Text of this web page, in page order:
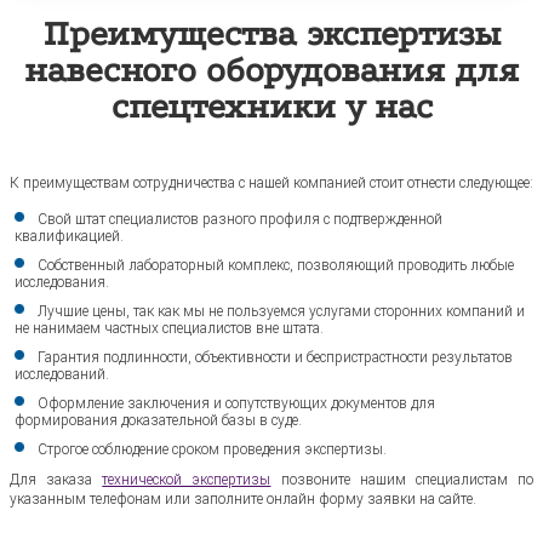
Преимущества экспертизы
навесного оборудования для
спецтехники у нас
К преимуществам сотрудничества с нашей компанией стоит отнести следующее:
Свой штат специалистов разного профиля с подтвержденной
квалификацией.
Собственный лабораторный комплекс, позволяющий проводить любые
исследования.
Лучшие цены, так как мы не пользуемся услугами сторонних компаний и
не нанимаем частных специалистов вне штата.
Гарантия подлинности, объективности и беспристрастности результатов
исследований.
Оформление заключения и сопутствующих документов для
формирования доказательной базы в суде.
Строгое соблюдение сроком проведения экспертизы.
Для заказатехнической экспертизы
позвоните нашим специалистам по
указанным телефонам или заполните онлайн форму заявки на сайте.